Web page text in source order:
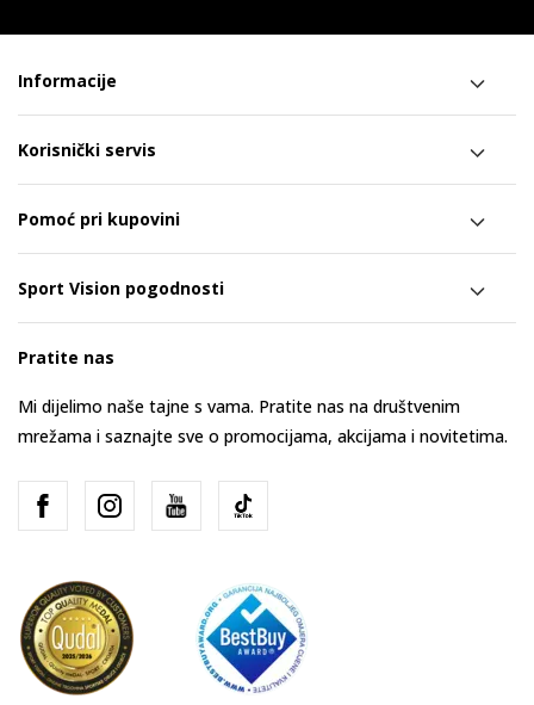
Informacije
Korisnički servis
Pomoć pri kupovini
Sport Vision pogodnosti
Pratite nas
Mi dijelimo naše tajne s vama. Pratite nas na društvenim
mrežama i saznajte sve o promocijama, akcijama i novitetima.